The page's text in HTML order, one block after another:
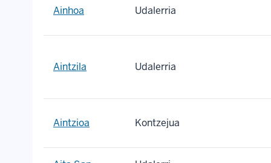
Ainhoa Udalerria
Aintzila Udalerria
Aintzioa Kontzejua